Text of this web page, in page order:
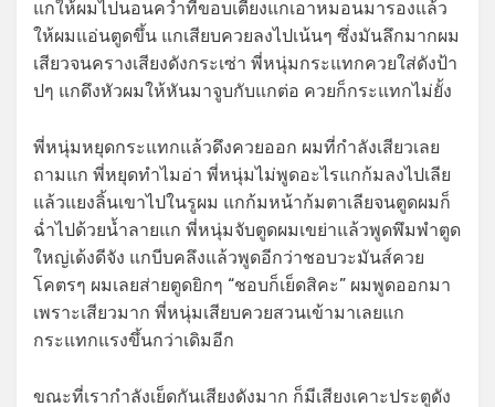
แกให้ผมไปนอนคว่ำที่ขอบเตียงแกเอาหมอนมารองแล้ว
ให้ผมแอ่นตูดขึ้น แกเสียบควยลงไปเน้นๆ ซึ่งมันลึกมากผม
เสียวจนครางเสียงดังกระเซ่า พี่หนุ่มกระแทกควยใส่ดังป้า
ปๆ แกดึงหัวผมให้หันมาจูบกับแกต่อ ควยก็กระแทกไม่ยั้ง
พี่หนุ่มหยุดกระแทกแล้วดึงควยออก ผมที่กำลังเสียวเลย
ถามแก พี่หยุดทำไมอ่า พี่หนุ่มไม่พูดอะไรแกก้มลงไปเลีย
แล้วแยงลิ้นเขาไปในรูผม แกก้มหน้าก้มตาเลียจนตูดผมก็
ฉ่ำไปด้วยน้ำลายแก พี่หนุ่มจับตูดผมเขย่าแล้วพูดพึมพำตูด
ใหญ่เด้งดีจัง แกบีบคลึงแล้วพูดอีกว่าชอบวะมันส์ควย
โคตรๆ ผมเลยส่ายตูดยิกๆ “ชอบก็เย็ดสิคะ” ผมพูดออกมา
เพราะเสียวมาก พี่หนุ่มเสียบควยสวนเข้ามาเลยแก
กระแทกแรงขึ้นกว่าเดิมอีก
ขณะที่เรากำลังเย็ดกันเสียงดังมาก ก็มีเสียงเคาะประตูดัง